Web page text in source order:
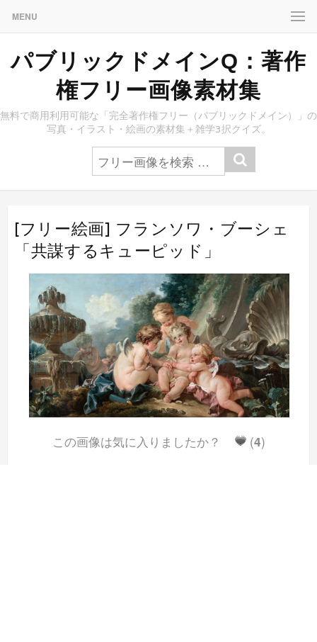
MENU
パブリックドメインQ：著作
権フリー画像素材集
無料で商用利用可能な「完全著作権フリー（パブリックドメイン）」の
写真・イラスト・絵画の素材集＋雑学3択クイズ。
[フリー絵画] フランソワ・ブーシェ
「共謀するキューピッド」
この画像は気に入りましたか？ (4)